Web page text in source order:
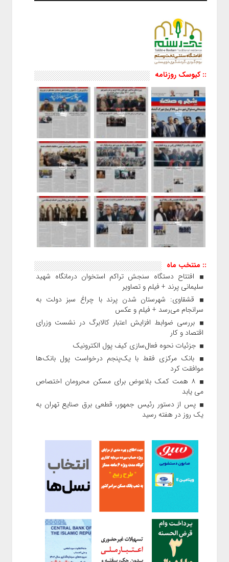
:: کیوسک روزنامه
:: منتخب ماه
افتتاح دستگاه سنجش تراکم استخوان درمانگاه شهید
سلیمانی پرند + فیلم و تصاویر
قشقاوی: شهرستان شدن پرند با چراغ سبز دولت به
سرانجام می‌رسد + فیلم و عکس
بررسی ضوابط افزایش اعتبار کالابرگ در نشست وزرای
اقتصاد و کار
جزئیات نحوه فعال‌سازی کیف پول الکترونیک
بانک مرکزی فقط با یک‌‎پنجم درخواست پول بانک‌ها
موافقت کرد
۸ همت کمک بلاعوض برای مسکن محرومان اختصاص
می یابد
پس از دستور رئیس‌ جمهور، قطعی برق صنایع تهران به
یک روز در هفته رسید